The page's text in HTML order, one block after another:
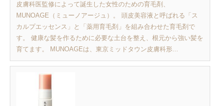
皮膚科医監修によって誕生した女性のための育毛剤、
MUNOAGE（ミューノアージュ）。 頭皮美容液と呼ばれる「ス
カルプエッセンス」と「薬用育毛剤」を組み合わせた育毛剤で
す。 健康な髪を作るために必要な土台を整え、根元から強い髪を
育てます。 MUNOAGEは、東京ミッドタウン皮膚科形...